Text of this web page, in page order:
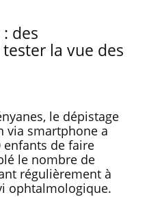
des
la vue des
le dépistage
via smartphone a
enfants de faire
le nombre de
régulièrement à
ophtalmologique.